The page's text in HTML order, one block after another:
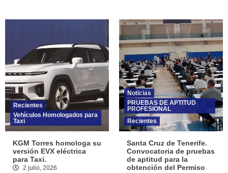
Recientes
Vehículos Homologados para
Taxi
KGM Torres homologa su
versión EVX eléctrica
para Taxi.
2 julio, 2026
Noticias
PRUEBAS DE APTITUD
PROFESIONAL
Recientes
Santa Cruz de Tenerife.
Convocatoria de pruebas
de aptitud para la
obtención del Permiso